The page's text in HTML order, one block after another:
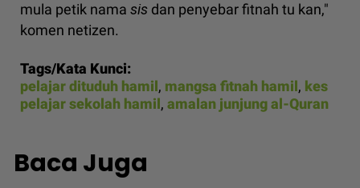
mula petik nama sis dan penyebar fitnah tu kan,"
komen netizen.
Tags/Kata Kunci:
pelajar dituduh hamil, mangsa fitnah hamil, kes
pelajar sekolah hamil, amalan junjung al-Quran
Baca Juga